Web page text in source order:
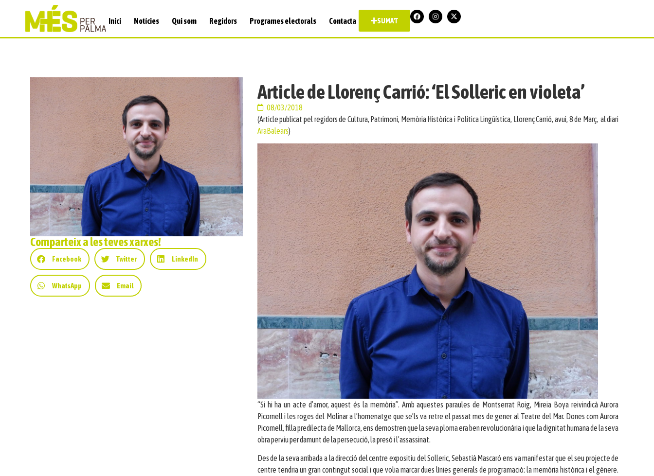
Inici Notícies Qui som Regidors Programes electorals Contacta SUMA'T
Comparteix a les teves xarxes!
Facebook Twitter LinkedIn
WhatsApp Email
Article de Llorenç Carrió: ‘El Solleric en violeta’
08/03/2018
(Article publicat pel regidors de Cultura, Patrimoni, Memòria Històrica i Política Lingüística, Llorenç Carrió, avui, 8 de Març, al diari
AraBalears)
“Si hi ha un acte d’amor, aquest és la memòria”. Amb aquestes paraules de Montserrat Roig, Mireia Boya reivindicà Aurora
Picornell i les roges del Molinar a l’homenatge que se’ls va retre el passat mes de gener al Teatre del Mar. Dones com Aurora
Picornell, filla predilecta de Mallorca, ens demostren que la seva ploma era ben revolucionària i que la dignitat humana de la seva
obra perviu per damunt de la persecució, la presó i l’assassinat.
Des de la seva arribada a la direcció del centre expositiu del Solleric, Sebastià Mascaró ens va manifestar que el seu projecte de
centre tendria un gran contingut social i que volia marcar dues línies generals de programació: la memòria històrica i el gènere.